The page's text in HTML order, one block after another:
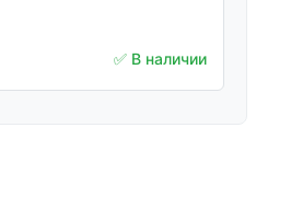
✅ В наличии